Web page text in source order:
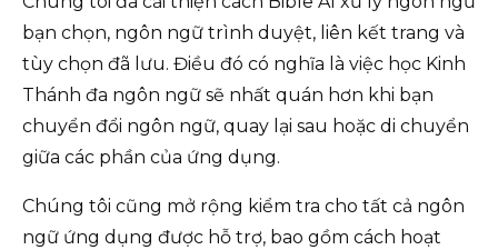
bạn chọn, ngôn ngữ trình duyệt, liên kết trang và
tùy chọn đã lưu. Điều đó có nghĩa là việc học Kinh
Thánh đa ngôn ngữ sẽ nhất quán hơn khi bạn
chuyển đổi ngôn ngữ, quay lại sau hoặc di chuyển
giữa các phần của ứng dụng.
Chúng tôi cũng mở rộng kiểm tra cho tất cả ngôn
ngữ ứng dụng được hỗ trợ, bao gồm cách hoạt